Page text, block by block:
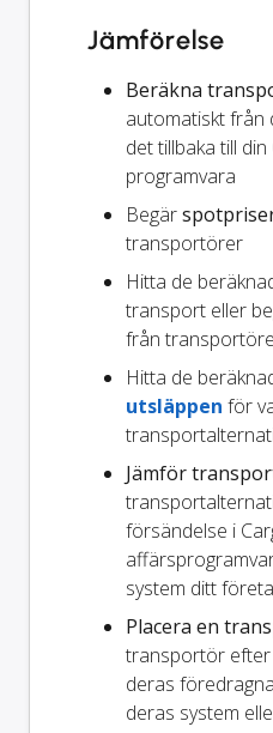
Jämförelse
Beräkna
automatiskt från
det tillbaka till
programvara
Begär
transportörer
Hitta de
transport eller
från
Hitta de
utsläppen för
Jämför
försändelse i
system ditt
Placera en
transportör efter
deras
deras system